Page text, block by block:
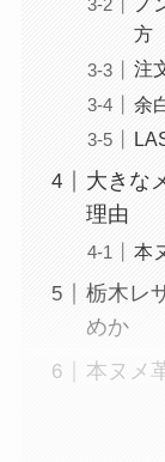
方
注
余
大きな
理由
本
栃木レ
めか
本ヌメ